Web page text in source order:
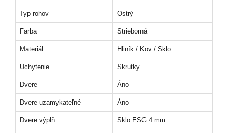
Typ rohov Ostrý
Farba Strieborná
Materiál Hliník / Kov / Sklo
Uchytenie Skrutky
Dvere Áno
Dvere uzamykateľné Áno
Dvere výplň Sklo ESG 4 mm